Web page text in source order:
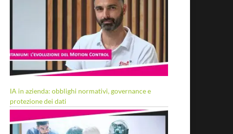
IA in azienda: obblighi normativi, governance e
protezione dei dati